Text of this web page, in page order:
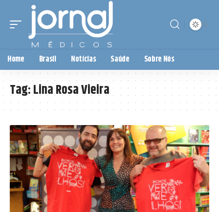
Home Brasil Notícias Saúde Sobre Nós
Tag:Lina Rosa Vieira